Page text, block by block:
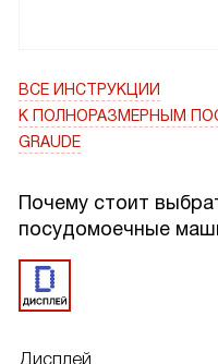
Я очень доволен этой
времени уделять семье и
ВСЕ ИНСТРУКЦИИ
К ПОЛНОРАЗМЕРНЫМ
GRAUDE
Почему стоит
посудомоечные
Дисплей